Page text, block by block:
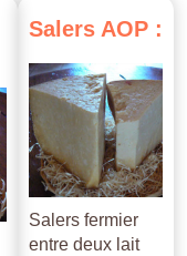
Salers AOP :
Salers fermier
entre deux lait